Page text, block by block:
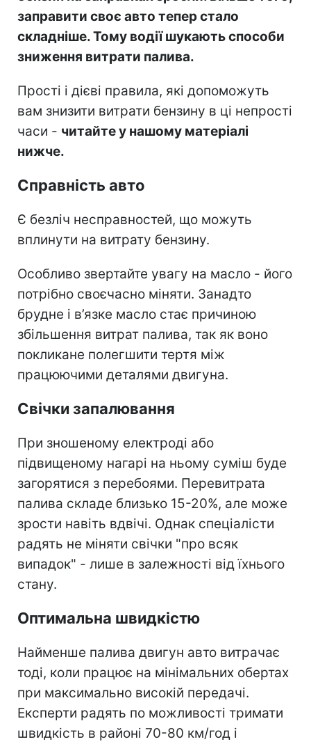
заправити своє авто тепер стало
складніше. Тому водії шукають способи
зниження витрати палива.
Прості і дієві правила, які допоможуть
вам знизити витрати бензину в ці непрості
часи - читайте у нашому матеріалі
нижче.
Справність авто
Є безліч несправностей, що можуть
вплинути на витрату бензину.
Особливо звертайте увагу на масло - його
потрібно своєчасно міняти. Занадто
брудне і в’язке масло стає причиною
збільшення витрат палива, так як воно
покликане полегшити тертя між
працюючими деталями двигуна.
Свічки запалювання
При зношеному електроді або
підвищеному нагарі на ньому суміш буде
загорятися з перебоями. Перевитрата
палива складе близько 15-20%, але може
зрости навіть вдвічі. Однак спеціалісти
радять не міняти свічки "про всяк
випадок" - лише в залежності від їхнього
стану.
Оптимальна швидкістю
Найменше палива двигун авто витрачає
тоді, коли працює на мінімальних обертах
при максимально високій передачі.
Експерти радять по можливості тримати
швидкість в районі 70-80 км/год і